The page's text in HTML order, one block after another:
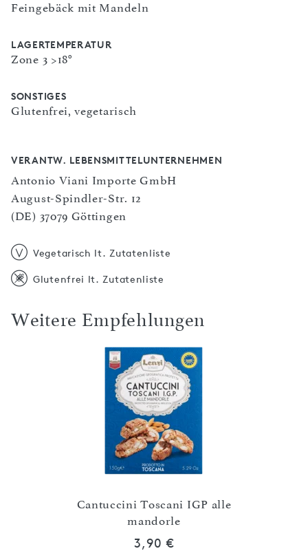
Feingebäck mit Mandeln
LAGERTEMPERATUR
Zone 3 >18°
SONSTIGES
Glutenfrei, vegetarisch
VERANTW. LEBENSMITTELUNTERNEHMEN
Antonio Viani Importe GmbH
August-Spindler-Str. 12
(DE) 37079 Göttingen
Vegetarisch lt. Zutatenliste
Glutenfrei lt. Zutatenliste
Weitere Empfehlungen
Cantuccini Toscani IGP alle
mandorle
3,90 €